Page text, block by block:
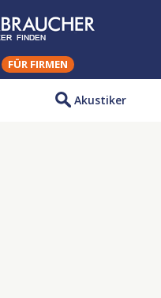
FÜR FIRMEN
Akustiker